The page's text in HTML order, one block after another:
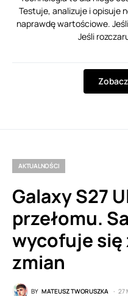
Testuje, analizuje i opisuje
naprawdę wartościowe.
Jeśli
AKTUALNOŚCI
Galaxy S27
przełomu.
wycofuje się
zmian
BY MATEUSZ TWORUSZKA 27